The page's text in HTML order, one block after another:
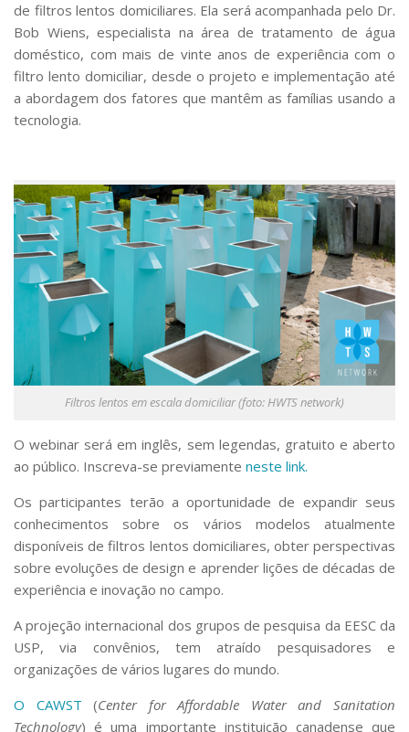
de filtros lentos domiciliares. Ela será acompanhada pelo Dr.
Bob Wiens, especialista na área de tratamento de água
doméstico, com mais de vinte anos de experiência com o
filtro lento domiciliar, desde o projeto e implementação até
a abordagem dos fatores que mantêm as famílias usando a
tecnologia.
Filtros lentos em escala domiciliar (foto: HWTS network)
O webinar será em inglês, sem legendas, gratuito e aberto
ao público. Inscreva-se previamente neste link.
Os participantes terão a oportunidade de expandir seus
conhecimentos sobre os vários modelos atualmente
disponíveis de filtros lentos domiciliares, obter perspectivas
sobre evoluções de design e aprender lições de décadas de
experiência e inovação no campo.
A projeção internacional dos grupos de pesquisa da EESC da
USP, via convênios, tem atraído pesquisadores e
organizações de vários lugares do mundo.
O CAWST (Center for Affordable Water and Sanitation
Technology) é uma importante instituição canadense que